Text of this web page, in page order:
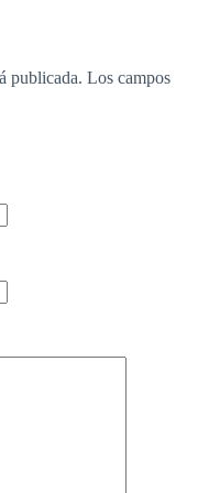
publicada. Los campos